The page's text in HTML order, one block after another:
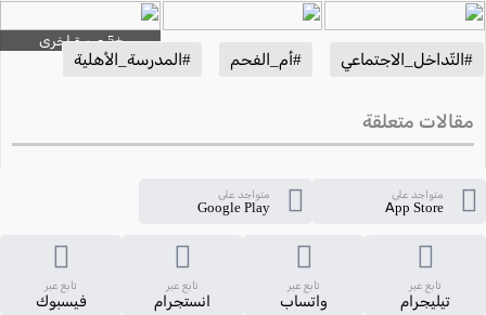
#التّداخل_الاجتماعي #أم_الفحم #المدرسة_الأهلية
مقالات متعلقة
متواجد على
App Store
متواجد على
Google Play
تابع عبر
تيليجرام
تابع عبر
واتساب
تابع عبر
انستجرام
تابع عبر
فيسبوك